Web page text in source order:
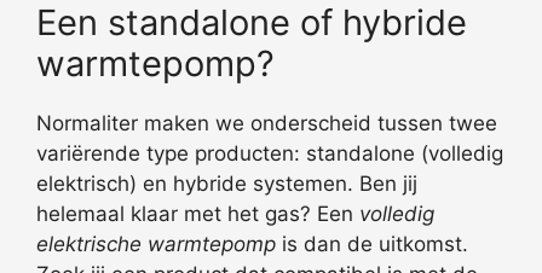
Een standalone of hybride
warmtepomp?
Normaliter maken we onderscheid tussen twee
variërende type producten: standalone (volledig
elektrisch) en hybride systemen. Ben jij
helemaal klaar met het gas? Een volledig
elektrische warmtepomp is dan de uitkomst.